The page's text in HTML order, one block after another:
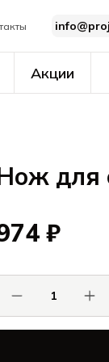
Акции
для
₽